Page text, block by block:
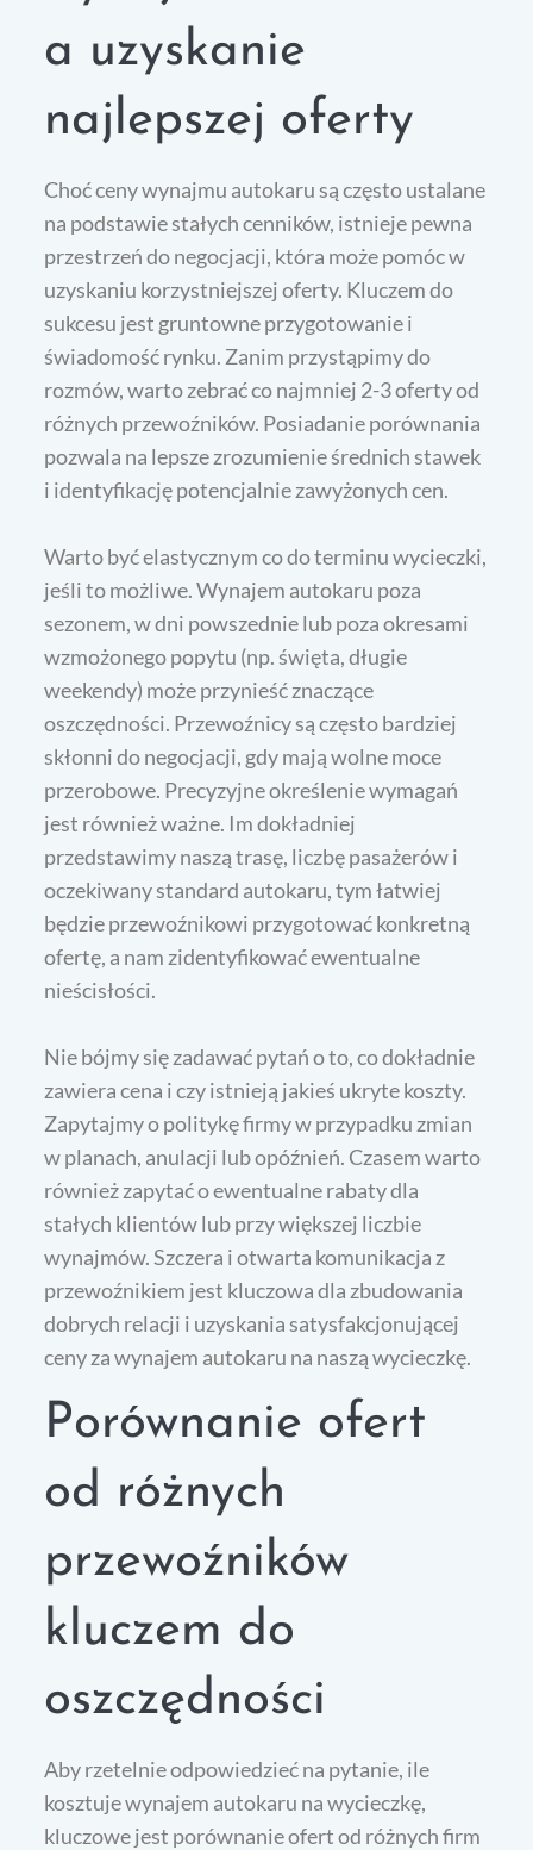
a uzyskanie
najlepszej oferty
Choć ceny wynajmu autokaru są często ustalane
na podstawie stałych cenników, istnieje pewna
przestrzeń do negocjacji, która może pomóc w
uzyskaniu korzystniejszej oferty. Kluczem do
sukcesu jest gruntowne przygotowanie i
świadomość rynku. Zanim przystąpimy do
rozmów, warto zebrać co najmniej 2-3 oferty od
różnych przewoźników. Posiadanie porównania
pozwala na lepsze zrozumienie średnich stawek
i identyfikację potencjalnie zawyżonych cen.
Warto być elastycznym co do terminu wycieczki,
jeśli to możliwe. Wynajem autokaru poza
sezonem, w dni powszednie lub poza okresami
wzmożonego popytu (np. święta, długie
weekendy) może przynieść znaczące
oszczędności. Przewoźnicy są często bardziej
skłonni do negocjacji, gdy mają wolne moce
przerobowe. Precyzyjne określenie wymagań
jest również ważne. Im dokładniej
przedstawimy naszą trasę, liczbę pasażerów i
oczekiwany standard autokaru, tym łatwiej
będzie przewoźnikowi przygotować konkretną
ofertę, a nam zidentyfikować ewentualne
nieścisłości.
Nie bójmy się zadawać pytań o to, co dokładnie
zawiera cena i czy istnieją jakieś ukryte koszty.
Zapytajmy o politykę firmy w przypadku zmian
w planach, anulacji lub opóźnień. Czasem warto
również zapytać o ewentualne rabaty dla
stałych klientów lub przy większej liczbie
wynajmów. Szczera i otwarta komunikacja z
przewoźnikiem jest kluczowa dla zbudowania
dobrych relacji i uzyskania satysfakcjonującej
ceny za wynajem autokaru na naszą wycieczkę.
Porównanie ofert
od różnych
przewoźników
kluczem do
oszczędności
Aby rzetelnie odpowiedzieć na pytanie, ile
kosztuje wynajem autokaru na wycieczkę,
kluczowe jest porównanie ofert od różnych firm